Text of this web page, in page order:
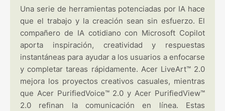
Una serie de herramientas potenciadas por IA hace
que el trabajo y la creación sean sin esfuerzo. El
compañero de IA cotidiano con Microsoft Copilot
aporta inspiración, creatividad y respuestas
instantáneas para ayudar a los usuarios a enfocarse
y completar tareas rápidamente. Acer LiveArt™ 2.0
mejora los proyectos creativos casuales, mientras
que Acer PurifiedVoice™ 2.0 y Acer PurifiedView™
2.0 refinan la comunicación en línea. Estas